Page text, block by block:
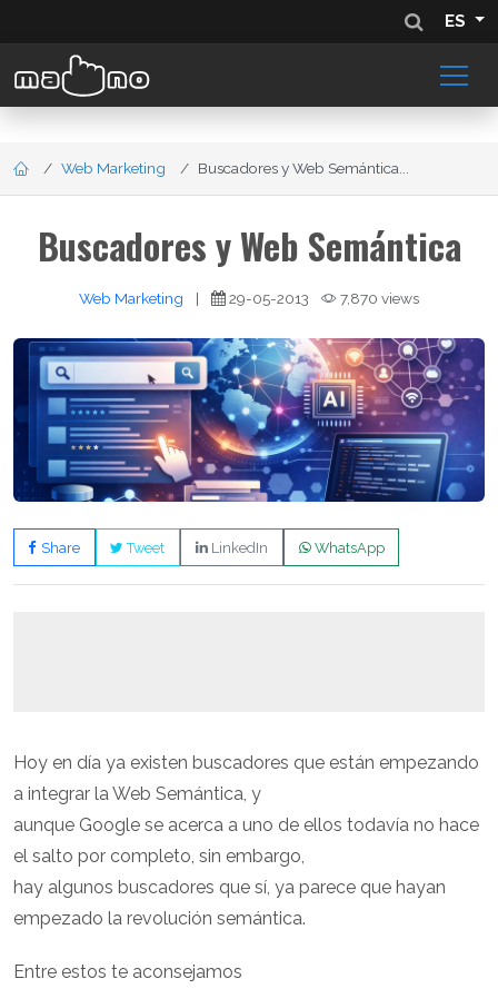
ES
Web Marketing Buscadores y Web Semántica...
Buscadores y Web Semántica
Web Marketing | 29-05-2013 7,870 views
Share Tweet LinkedIn WhatsApp
Hoy en día ya existen buscadores que están empezando
a integrar la Web Semántica, y
aunque Google se acerca a uno de ellos todavía no hace
el salto por completo, sin embargo,
hay algunos buscadores que sí, ya parece que hayan
empezado la revolución semántica.
Entre estos te aconsejamos